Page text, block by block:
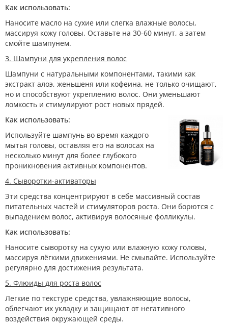
Как использовать:
Наносите масло на сухие или слегка влажные волосы,
массируя кожу головы. Оставьте на 30-60 минут, а затем
смойте шампунем.
3. Шампуни для укрепления волос
Шампуни с натуральными компонентами, такими как
экстракт алоэ, женьшеня или кофеина, не только очищают,
но и способствуют укреплению волос. Они уменьшают
ломкость и стимулируют рост новых прядей.
Как использовать:
Используйте шампунь во время каждого
мытья головы, оставляя его на волосах на
несколько минут для более глубокого
проникновения активных компонентов.
4. Сыворотки-активаторы
Эти средства концентрируют в себе массивный состав
питательных частей и стимуляторов роста. Они борются с
выпадением волос, активируя волосяные фолликулы.
Как использовать:
Наносите сыворотку на сухую или влажную кожу головы,
массируя лёгкими движениями. Не смывайте. Используйте
регулярно для достижения результата.
5. Флюиды для роста волос
Легкие по текстуре средства, увлажняющие волосы,
облегчают их укладку и защищают от негативного
воздействия окружающей среды.